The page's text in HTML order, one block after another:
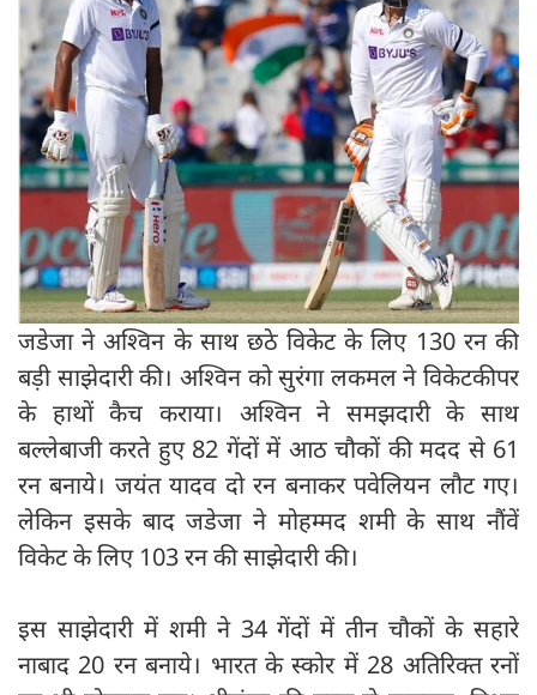
जडेजा ने अश्विन के साथ छठे विकेट के लिए 130 रन की
बड़ी साझेदारी की। अश्विन को सुरंगा लकमल ने विकेटकीपर
के हाथों कैच कराया। अश्विन ने समझदारी के साथ
बल्लेबाजी करते हुए 82 गेंदों में आठ चौकों की मदद से 61
रन बनाये। जयंत यादव दो रन बनाकर पवेलियन लौट गए।
लेकिन इसके बाद जडेजा ने मोहम्मद शमी के साथ नौंवें
विकेट के लिए 103 रन की साझेदारी की।
इस साझेदारी में शमी ने 34 गेंदों में तीन चौकों के सहारे
नाबाद 20 रन बनाये। भारत के स्कोर में 28 अतिरिक्त रनों